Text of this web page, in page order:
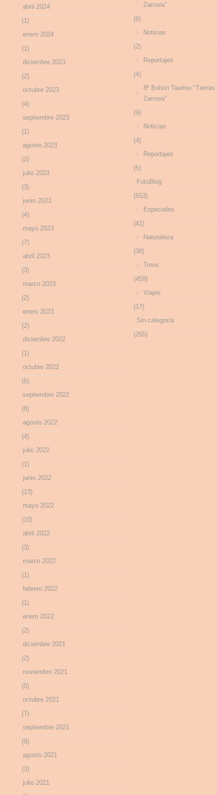
abril 2024
(1)
enero 2024
(1)
diciembre 2023
(2)
octubre 2023
(4)
septiembre 2023
(1)
agosto 2023
(2)
julio 2023
(3)
junio 2023
(4)
mayo 2023
(7)
abril 2023
(3)
marzo 2023
(2)
enero 2023
(2)
diciembre 2022
(1)
octubre 2022
(6)
septiembre 2022
(8)
agosto 2022
(4)
julio 2022
(1)
junio 2022
(13)
mayo 2022
(10)
abril 2022
(3)
marzo 2022
(1)
febrero 2022
(1)
enero 2022
(2)
diciembre 2021
(2)
noviembre 2021
(5)
octubre 2021
(7)
septiembre 2021
(9)
agosto 2021
(3)
julio 2021
Zamora"
(6)
Noticias
(2)
Reportajes
(4)
8º Bolsín Taurino "Tierras
Zamora"
(9)
Noticias
(4)
Reportajes
(5)
FotoBlog
(553)
Especiales
(41)
Naturaleza
(38)
Toros
(459)
Viajes
(17)
Sin categoría
(265)